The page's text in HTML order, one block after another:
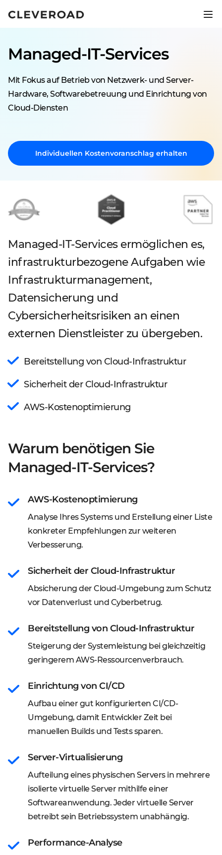
schneller auf den Markt.
KI-gestützte Entwicklung entdecken
Managed-IT-Services
Mit Fokus auf Betrieb von Netzwerk- und Server-
Hardware, Softwarebetreuung und Einrichtung von
Cloud-Diensten
Individuellen Kostenvoranschlag erhalten
Managed-IT-Services ermöglichen es,
infrastrukturbezogene Aufgaben wie
Infrastrukturmanagement,
Datensicherung und
Cybersicherheitsrisiken an einen
externen Dienstleister zu übergeben.
Bereitstellung von Cloud-Infrastruktur
Sicherheit der Cloud-Infrastruktur
AWS-Kostenoptimierung
Warum benötigen Sie
Managed-IT-Services?
AWS-Kostenoptimierung
Analyse Ihres Systems und Erstellung einer Liste
konkreter Empfehlungen zur weiteren
Verbesserung.
Sicherheit der Cloud-Infrastruktur
Absicherung der Cloud-Umgebung zum Schutz
vor Datenverlust und Cyberbetrug.
Bereitstellung von Cloud-Infrastruktur
Steigerung der Systemleistung bei gleichzeitig
geringerem AWS-Ressourcenverbrauch.
Einrichtung von CI/CD
Aufbau einer gut konfigurierten CI/CD-
Umgebung, damit Entwickler Zeit bei
manuellen Builds und Tests sparen.
Server-Virtualisierung
Aufteilung eines physischen Servers in mehrere
isolierte virtuelle Server mithilfe einer
Softwareanwendung. Jeder virtuelle Server
betreibt sein Betriebssystem unabhängig.
Performance-Analyse